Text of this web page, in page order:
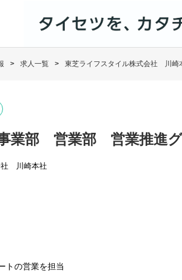
求人一覧 東芝ライフスタイル株式会社 川崎
業部 営業部 営業推進
社 川崎本社
トの営業を担当